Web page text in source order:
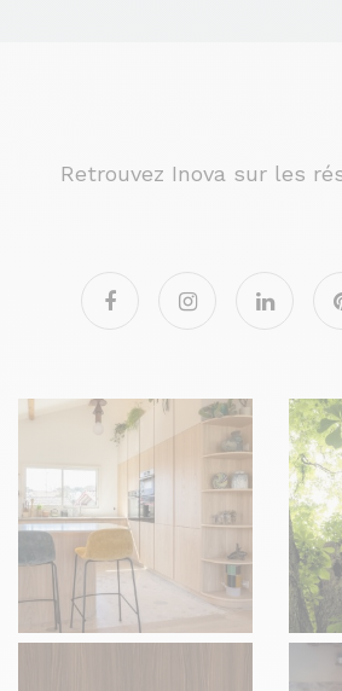
Retrouvez Inova sur les